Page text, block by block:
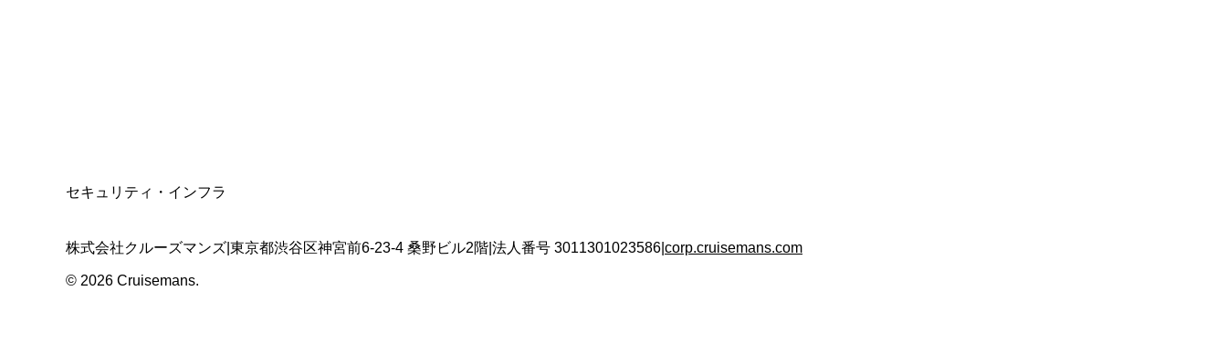
セキュリティ・インフラ
株式会社クルーズマンズ 東京都渋谷区神宮前6-23-4 桑野ビル2階 法人番号 3011301023586 corp.cruisemans.com
© 2026 Cruisemans.